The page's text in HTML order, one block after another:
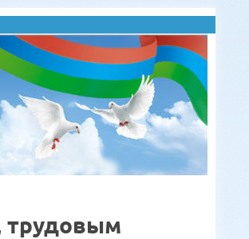
трудовым